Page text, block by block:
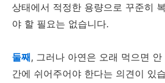
상태에서 적정한 용량으로 꾸준히
야 할 필요는 없습니다.
둘째, 그러나 아연은 오래 먹으면
간에 쉬어주어야 한다는 의견이 있